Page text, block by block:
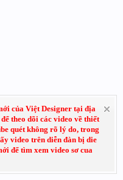
của Việt Designer tại địa
để theo dõi các video về thiết
quét không rõ lý do, trong
video trên diễn đàn bị die
để tìm xem video sơ cua